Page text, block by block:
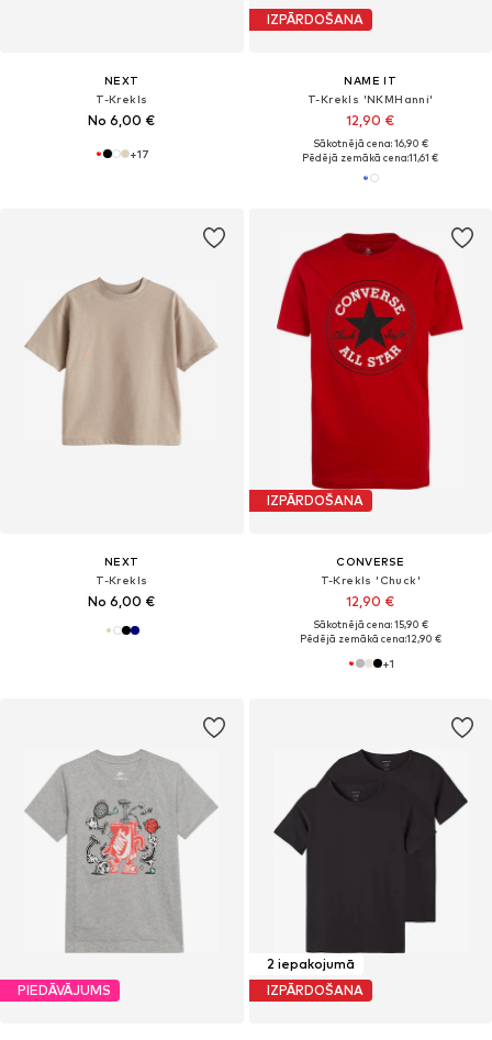
NEXT
T-Krekls
No 6,00 €
+17
IZPĀRDOŠANA
NAME IT
T-Krekls 'NKMHanni'
12,90 €
Sākotnējā cena: 16,90 €
Pēdējā zemākā cena:11,61 €
NEXT
T-Krekls
No 6,00 €
IZPĀRDOŠANA
CONVERSE
T-Krekls 'Chuck'
12,90 €
Sākotnējā cena: 15,90 €
Pēdējā zemākā cena:12,90 €
+1
PIEDĀVĀJUMS
2 iepakojumā
IZPĀRDOŠANA